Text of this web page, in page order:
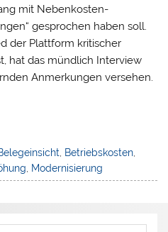
mit Nebenkosten-
gesprochen haben soll.
der Plattform kritischer
hat das mündlich Interview
Anmerkungen versehen.
, Betriebskosten,
Modernisierung